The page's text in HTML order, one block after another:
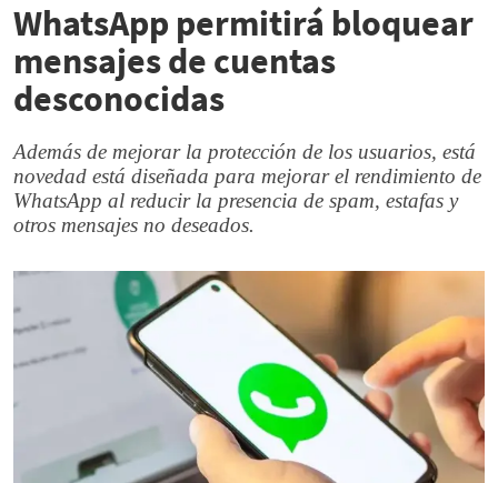
WhatsApp permitirá bloquear
mensajes de cuentas
desconocidas
Además de mejorar la protección de los usuarios, está
novedad está diseñada para mejorar el rendimiento de
WhatsApp al reducir la presencia de spam, estafas y
otros mensajes no deseados.